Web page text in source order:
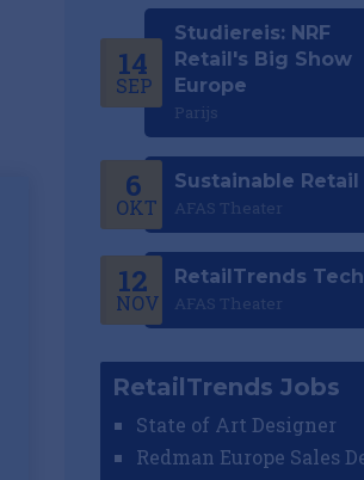
14
SEP
Studiereis: NRF
Retail's Big Show
Europe
Parijs
6
OKT
Sustainable Retail
AFAS Theater
12
NOV
RetailTrends Tech
AFAS Theater
RetailTrends Jobs
State of Art Designer